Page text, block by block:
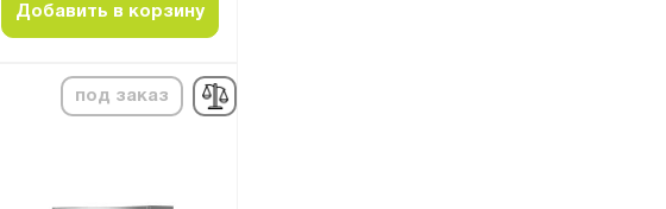
Добавить в корзину
под заказ